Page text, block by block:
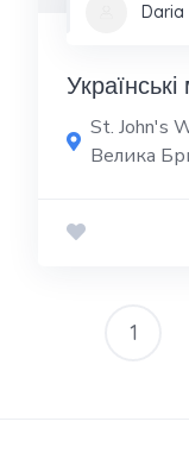
Daria
St. John's
Велика
1